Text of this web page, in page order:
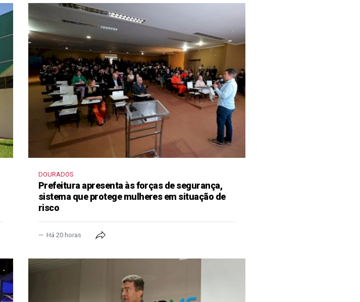
DOURADOS
Prefeitura apresenta às forças de segurança,
sistema que protege mulheres em situação de
risco
Há 20 horas